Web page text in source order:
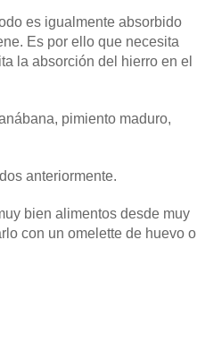
es igualmente absorbido
Es por ello que necesita
la absorción del hierro en el
pimiento maduro,
anteriormente.
bien alimentos desde muy
con un omelette de huevo o